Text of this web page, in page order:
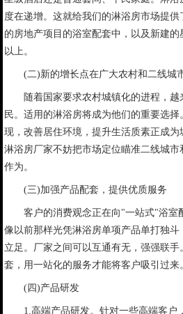
度在递增。这就给我们的淋浴房市场提
的房地产项目的浴室配套中，以及新建
以上。
(二)新的增长点在广大农村和二线城
随着国家要求农村城镇化的进程，
民。适用的淋浴房将成为他们的重要选
现，改善居住环境，提升生活质素正成为
淋浴房厂家不妨把市场定位瞄准二线城
作为。
(三)加强产品配套，提供优质服务
客户的消费观念正在向"一站式"浴室
像以前那样光凭淋浴房单项产品单打独
立足。厂家之间可以互通有无，强强联
套，用一站化的服务才能将客户吸引过来
(四)产品研发
1.高端产品研发。针对一些高端客户